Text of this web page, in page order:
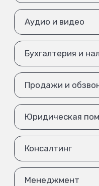
Аудио и видео
Бухгалтерия и
Продажи и
Юридическая
Консалтинг
Менеджмент